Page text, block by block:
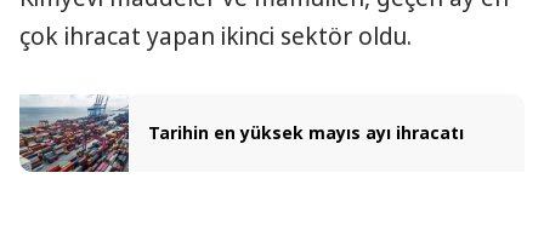
çok ihracat yapan ikinci sektör oldu.
Tarihin en yüksek mayıs ayı ihracatı